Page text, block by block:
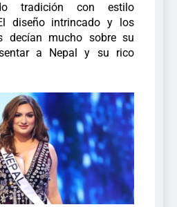
tradición con estilo
diseño intrincado y los
decían mucho sobre su
a Nepal y su rico